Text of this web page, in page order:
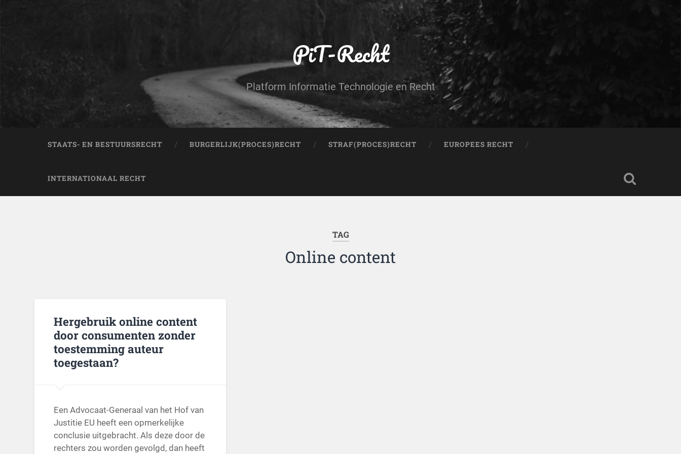
PiT-Recht
Platform Informatie Technologie en Recht
STAATS- EN BESTUURSRECHT BURGERLIJK(PROCES)RECHT STRAF(PROCES)RECHT EUROPEES RECHT
INTERNATIONAAL RECHT
TAG
Online content
Hergebruik online content
door consumenten zonder
toestemming auteur
toegestaan?
Een Advocaat-Generaal van het Hof van
Justitie EU heeft een opmerkelijke
conclusie uitgebracht. Als deze door de
rechters zou worden gevolgd, dan heeft